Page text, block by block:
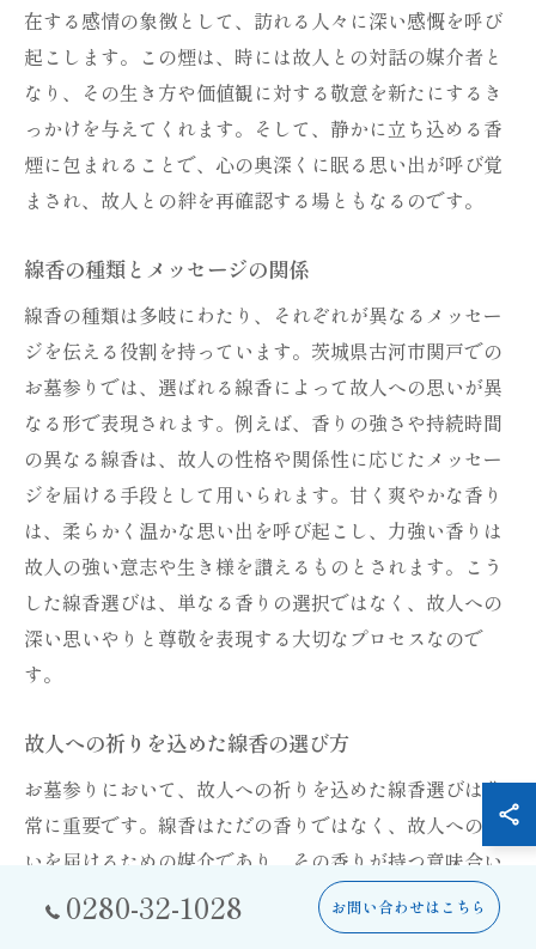
在する感情の象徴として、訪れる人々に深い感慨を呼び
起こします。この煙は、時には故人との対話の媒介者と
なり、その生き方や価値観に対する敬意を新たにするき
っかけを与えてくれます。そして、静かに立ち込める香
煙に包まれることで、心の奥深くに眠る思い出が呼び覚
まされ、故人との絆を再確認する場ともなるのです。
線香の種類とメッセージの関係
線香の種類は多岐にわたり、それぞれが異なるメッセー
ジを伝える役割を持っています。茨城県古河市関戸での
お墓参りでは、選ばれる線香によって故人への思いが異
なる形で表現されます。例えば、香りの強さや持続時間
の異なる線香は、故人の性格や関係性に応じたメッセー
ジを届ける手段として用いられます。甘く爽やかな香り
は、柔らかく温かな思い出を呼び起こし、力強い香りは
故人の強い意志や生き様を讃えるものとされます。こう
した線香選びは、単なる香りの選択ではなく、故人への
深い思いやりと尊敬を表現する大切なプロセスなので
す。
故人への祈りを込めた線香の選び方
お墓参りにおいて、故人への祈りを込めた線香選びは非
常に重要です。線香はただの香りではなく、故人への思
いを届けるための媒介であり、その香りが持つ意味合い
を考慮しながら選ぶことが求められます。例えば、自然
を愛した故人には、森林の清々しい香りを持つ線香が適
0280-32-1028 お問い合わせはこちら